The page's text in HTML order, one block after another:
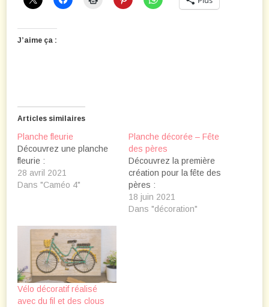
J’aime ça :
Articles similaires
Planche fleurie
Découvrez une planche
fleurie :
28 avril 2021
Dans "Caméo 4"
Planche décorée – Fête
des pères
Découvrez la première
création pour la fête des
pères :
18 juin 2021
Dans "décoration"
Vélo décoratif réalisé
avec du fil et des clous